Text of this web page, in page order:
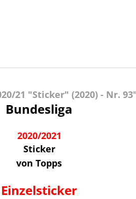
21 "Sticker" (2020) - Nr.
Bundesliga
2020/2021
Sticker
von Topps
Einzelsticker